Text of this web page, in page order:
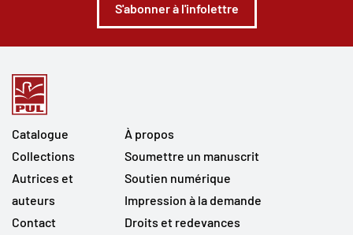
S'abonner à l'infolettre
Catalogue
Collections
Autrices et
auteurs
Contact
À propos
Soumettre un manuscrit
Soutien numérique
Impression à la demande
Droits et redevances